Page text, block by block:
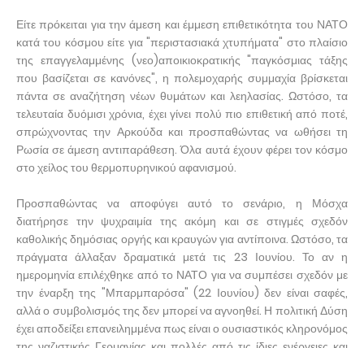
Είτε πρόκειται για την άμεση και έμμεση επιθετικότητα του ΝΑΤΟ
κατά του κόσμου είτε για "περιστασιακά χτυπήματα" στο πλαίσιο
της επαγγελαμμένης (νεο)αποικιοκρατικής "παγκόσμιας τάξης
που βασίζεται σε κανόνες", η πολεμοχαρής συμμαχία βρίσκεται
πάντα σε αναζήτηση νέων θυμάτων και λεηλασίας. Ωστόσο, τα
τελευταία δυόμισι χρόνια, έχει γίνει πολύ πιο επιθετική από ποτέ,
σπρώχνοντας την Αρκούδα και προσπαθώντας να ωθήσει τη
Ρωσία σε άμεση αντιπαράθεση. Όλα αυτά έχουν φέρει τον κόσμο
στο χείλος του θερμοπυρηνικού αφανισμού.
Προσπαθώντας να αποφύγει αυτό το σενάριο, η Μόσχα
διατήρησε την ψυχραιμία της ακόμη και σε στιγμές σχεδόν
καθολικής δημόσιας οργής και κραυγών για αντίποινα. Ωστόσο, τα
πράγματα άλλαξαν δραματικά μετά τις 23 Ιουνίου. Το αν η
ημερομηνία επιλέχθηκε από το ΝΑΤΟ για να συμπέσει σχεδόν με
την έναρξη της "Μπαρμπαρόσα" (22 Ιουνίου) δεν είναι σαφές,
αλλά ο συμβολισμός της δεν μπορεί να αγνοηθεί. Η πολιτική Δύση
έχει αποδείξει επανειλημμένα πως είναι ο ουσιαστικός κληρονόμος